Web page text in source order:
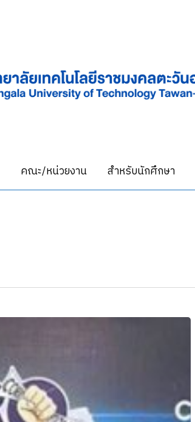
คณะ/หน่วยงาน สำหรับนักศึกษา